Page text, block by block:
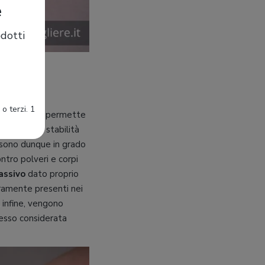
infatti, permette
della stabilità
dunque in grado
polveri e corpi
dato proprio
presenti nei
vengono
considerata
terzi. 1